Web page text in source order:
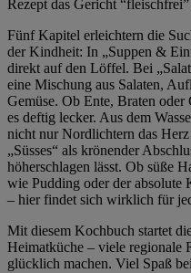
Rezept das Gericht
Fünf Kapitel erleichtern die
der Kindheit: In „Suppen &
direkt auf den Löffel. Bei
eine Mischung aus Salaten,
Gemüse. Ob Ente, Braten
es deftig lecker. Aus dem
nicht nur Nordlichtern das
„Süsses“ als krönender
höherschlagen lässt. Ob süße
wie Pudding oder der absolute
– hier findet sich wirklich für
Mit diesem Kochbuch startet
Heimatküche – viele regionale
glücklich machen. Viel Spaß